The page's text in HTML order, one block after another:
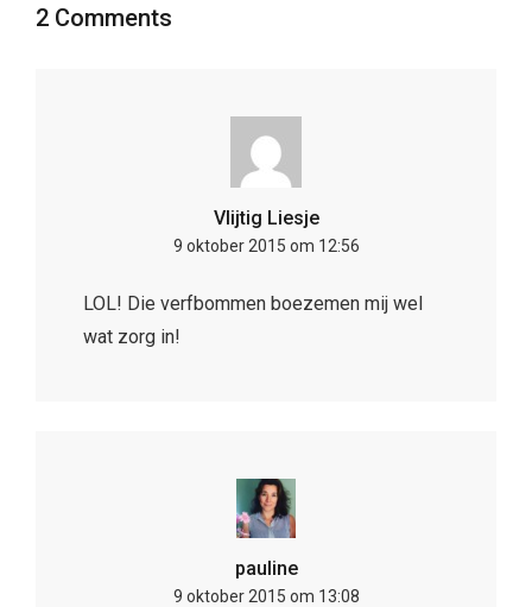
2 Comments
Vlijtig Liesje
9 oktober 2015 om 12:56
LOL! Die verfbommen boezemen mij wel
wat zorg in!
pauline
9 oktober 2015 om 13:08